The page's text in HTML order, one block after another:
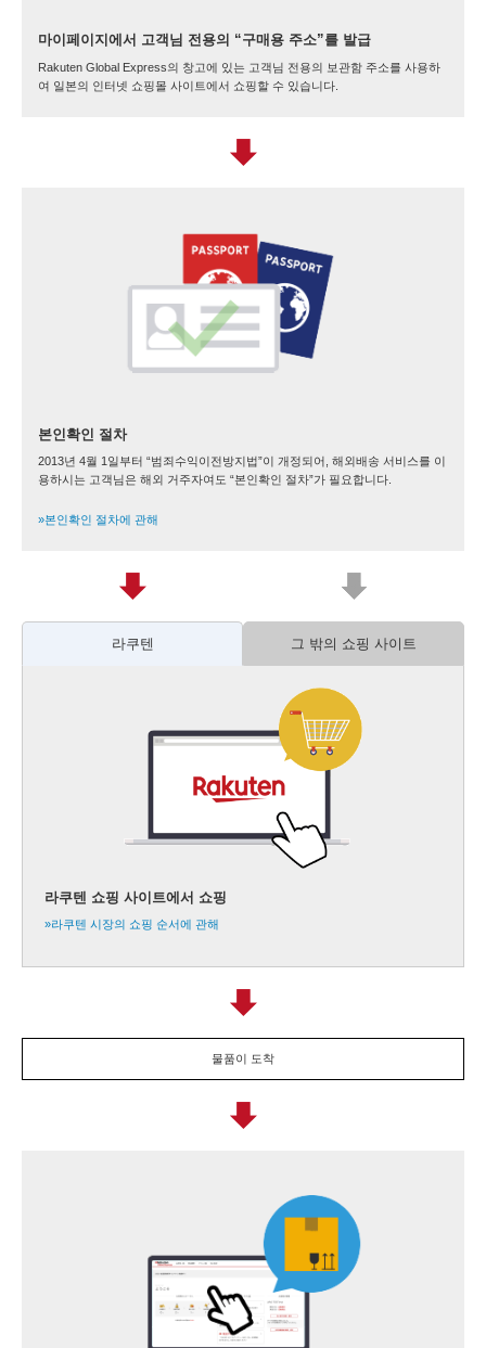
마이페이지에서 고객님 전용의 “구매용 주소”를 발급
Rakuten Global Express의 창고에 있는 고객님 전용의 보관함 주소를 사용하
여 일본의 인터넷 쇼핑몰 사이트에서 쇼핑할 수 있습니다.
본인확인 절차
2013년 4월 1일부터 “범죄수익이전방지법”이 개정되어, 해외배송 서비스를 이
용하시는 고객님은 해외 거주자여도 “본인확인 절차”가 필요합니다.
»본인확인 절차에 관해
라쿠텐 그 밖의 쇼핑 사이트
라쿠텐 쇼핑 사이트에서 쇼핑
»라쿠텐 시장의 쇼핑 순서에 관해
물품이 도착